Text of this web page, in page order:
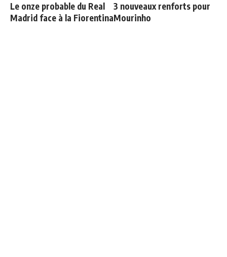
Le onze probable du Real
Madrid face à la Fiorentina
3 nouveaux renforts pour
Mourinho